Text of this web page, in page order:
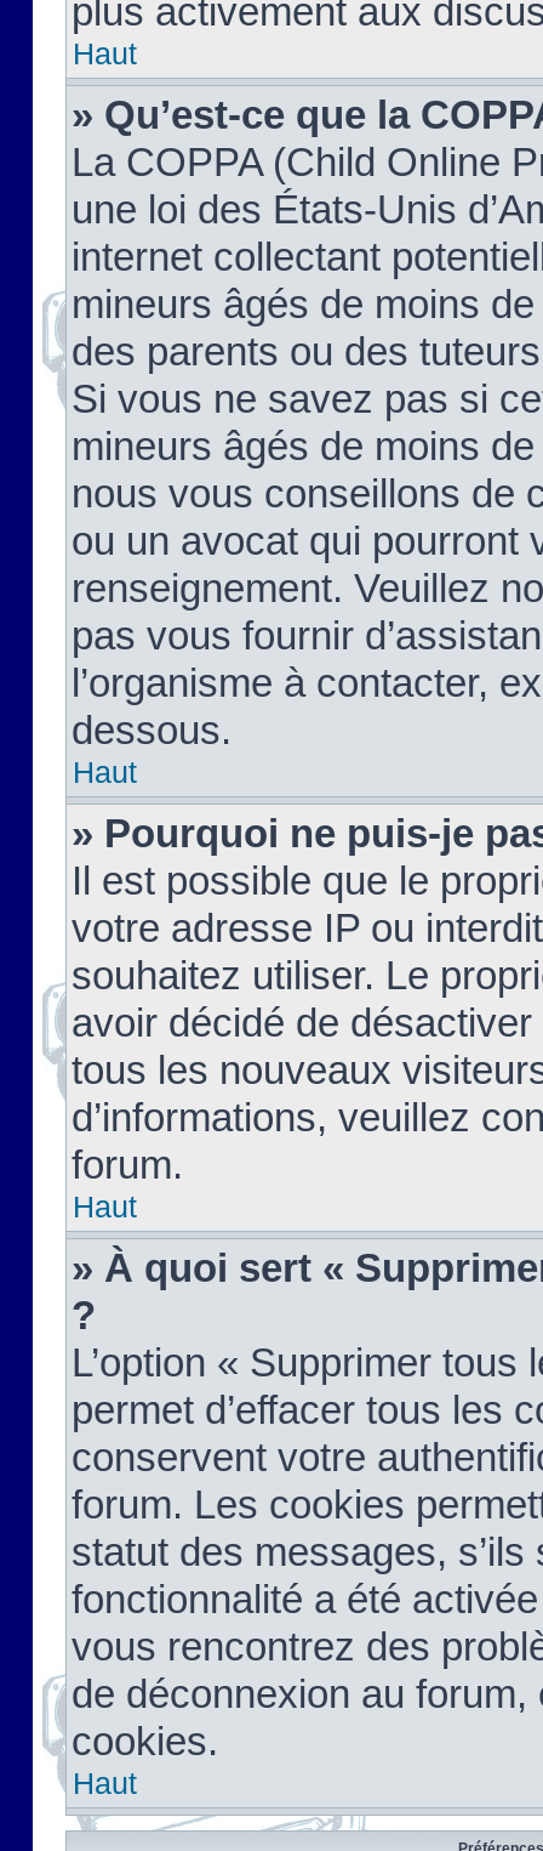
plus activement aux
Haut
» Qu’est-ce que la
La COPPA (Child Online
une loi des États-Unis
internet collectant
mineurs âgés de moins
des parents ou des
Si vous ne savez pas si
mineurs âgés de moins
nous vous conseillons de
ou un avocat qui pourront
renseignement. Veuillez
pas vous fournir
l’organisme à contacter,
dessous.
Haut
» Pourquoi ne puis-je
Il est possible que le
votre adresse IP ou
souhaitez utiliser. Le
avoir décidé de
tous les nouveaux
d’informations, veuillez
forum.
Haut
» À quoi sert «
?
L’option « Supprimer
permet d’effacer tous les
conservent votre
forum. Les cookies
statut des messages,
fonctionnalité a été
vous rencontrez des
de déconnexion au
cookies.
Haut